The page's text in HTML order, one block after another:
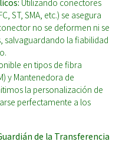
Utilizando conectores
ST, SMA, etc.) se asegura
no se deformen ni se
salvaguardando la fiabilidad
en tipos de fibra
y Mantenedora de
la personalización de
perfectamente a los
de la Transferencia